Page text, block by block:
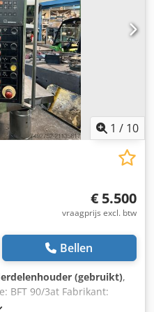
wordt te goeder
kan niet worden
alle belangrijke details te
1 / 10
€ 5.500
vraagprijs excl. btw
Bellen
(gebruikt),
BFT 90/3at Fabrikant:
NC-besturing,